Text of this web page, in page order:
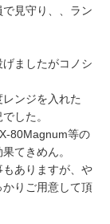
見守り、、ラン
ましたがコノシ
ンジを入れた
した。
80Magnum等の
てきめん。
ありますが、や
りご用意して頂